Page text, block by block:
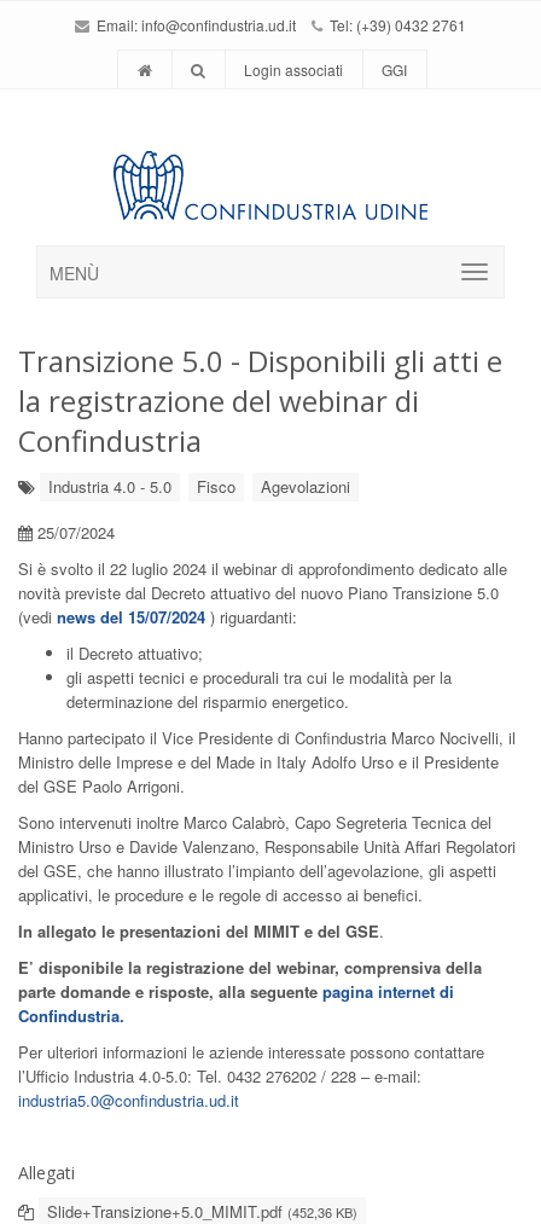
Email:info@confindustria.ud.it Tel: (+39) 0432 2761
Login associati GGI
MENÙ
Transizione 5.0 - Disponibili gli atti e
la registrazione del webinar di
Confindustria
Industria 4.0 - 5.0 Fisco
Agevolazioni
25/07/2024
Si è svolto il 22 luglio 2024 il webinar di approfondimento dedicato alle
novità previste dal Decreto attuativo del nuovo Piano Transizione 5.0
(vedi news del 15/07/2024 ) riguardanti:
il Decreto attuativo;
gli aspetti tecnici e procedurali tra cui le modalità per la
determinazione del risparmio energetico.
Hanno partecipato il Vice Presidente di Confindustria Marco Nocivelli, il
Ministro delle Imprese e del Made in Italy Adolfo Urso e il Presidente
del GSE Paolo Arrigoni.
Sono intervenuti inoltre Marco Calabrò, Capo Segreteria Tecnica del
Ministro Urso e Davide Valenzano, Responsabile Unità Affari Regolatori
del GSE, che hanno illustrato l’impianto dell’agevolazione, gli aspetti
applicativi, le procedure e le regole di accesso ai benefici.
In allegato le presentazioni del MIMIT e del GSE.
E’ disponibile la registrazione del webinar, comprensiva della
parte domande e risposte, alla seguente pagina internet di
Confindustria.
Per ulteriori informazioni le aziende interessate possono contattare
l’Ufficio Industria 4.0-5.0: Tel. 0432 276202 / 228 – e-mail:
industria5.0@confindustria.ud.it
Allegati
Slide+Transizione+5.0_MIMIT.pdf (452,36 KB)